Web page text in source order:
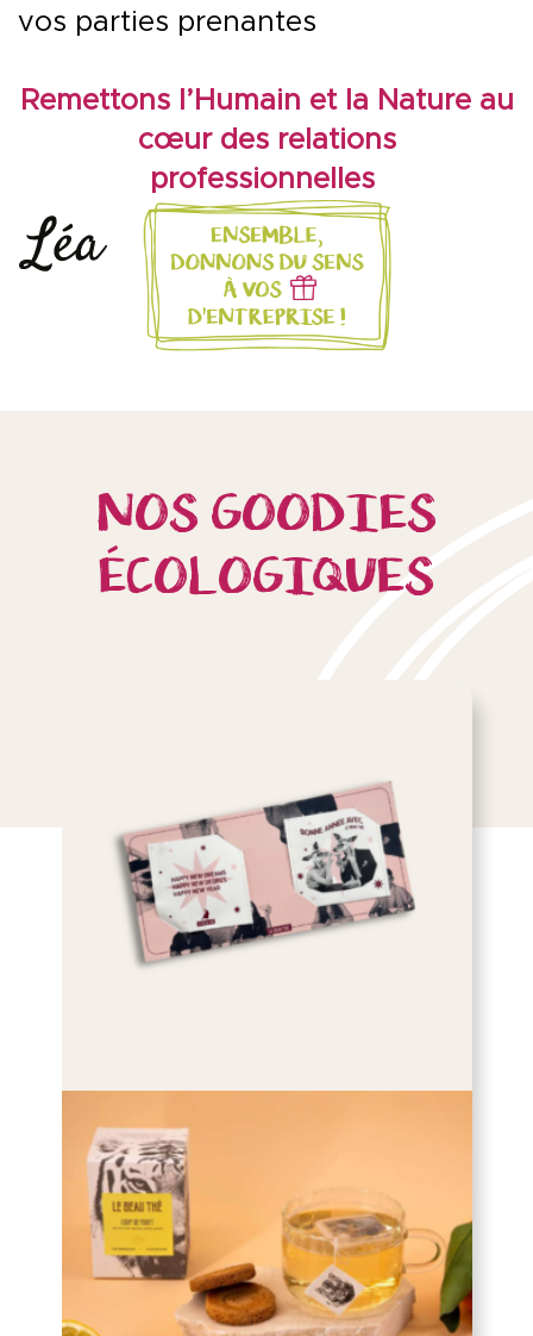
vos parties prenantes
Remettons l’Humain et la Nature au
cœur des relations
professionnelles
NOS GOODIES
ÉCOLOGIQUES